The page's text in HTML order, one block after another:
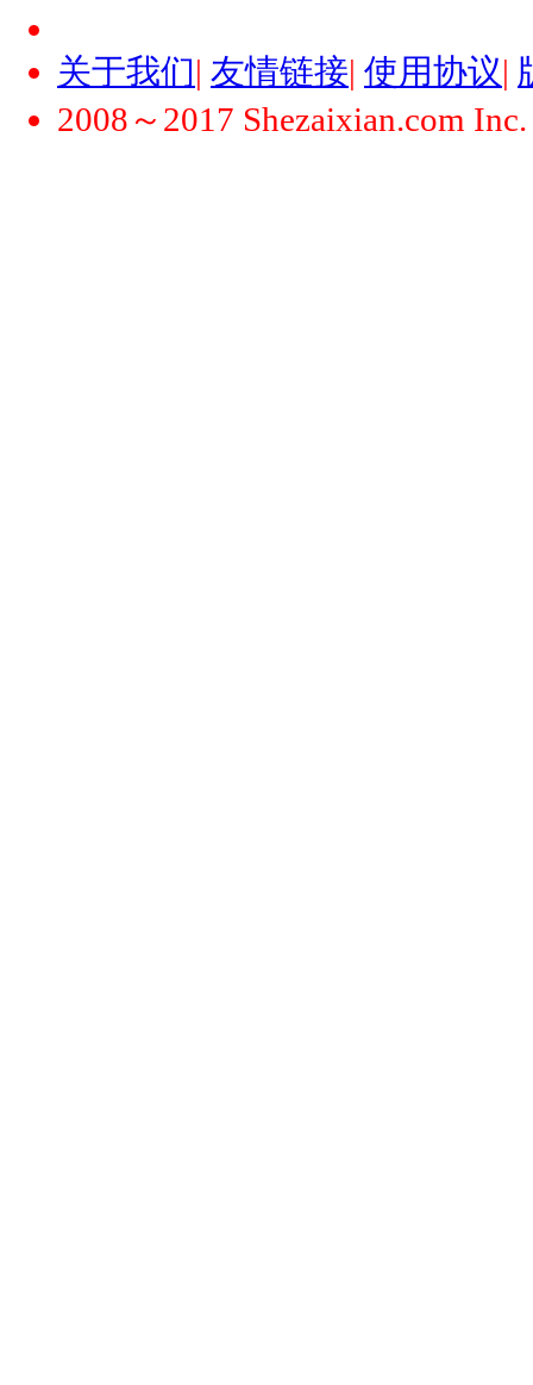
关于我们| 友情链接| 使用协议|
2008～2017 Shezaixian.com